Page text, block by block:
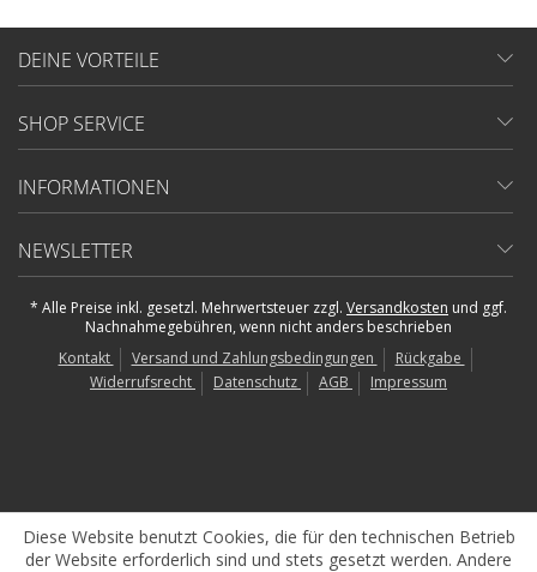
DEINE VORTEILE
SHOP SERVICE
INFORMATIONEN
NEWSLETTER
* Alle Preise inkl. gesetzl. Mehrwertsteuer zzgl. Versandkosten und ggf.
Nachnahmegebühren, wenn nicht anders beschrieben
Kontakt
Versand und Zahlungsbedingungen
Rückgabe
Widerrufsrecht
Datenschutz AGB Impressum
Diese Website benutzt Cookies, die für den technischen Betrieb
der Website erforderlich sind und stets gesetzt werden. Andere